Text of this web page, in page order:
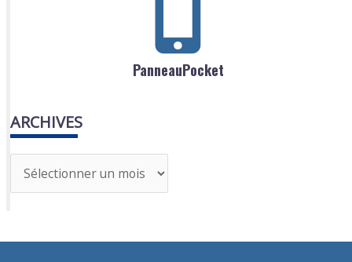
PanneauPocket
ARCHIVES
r
h